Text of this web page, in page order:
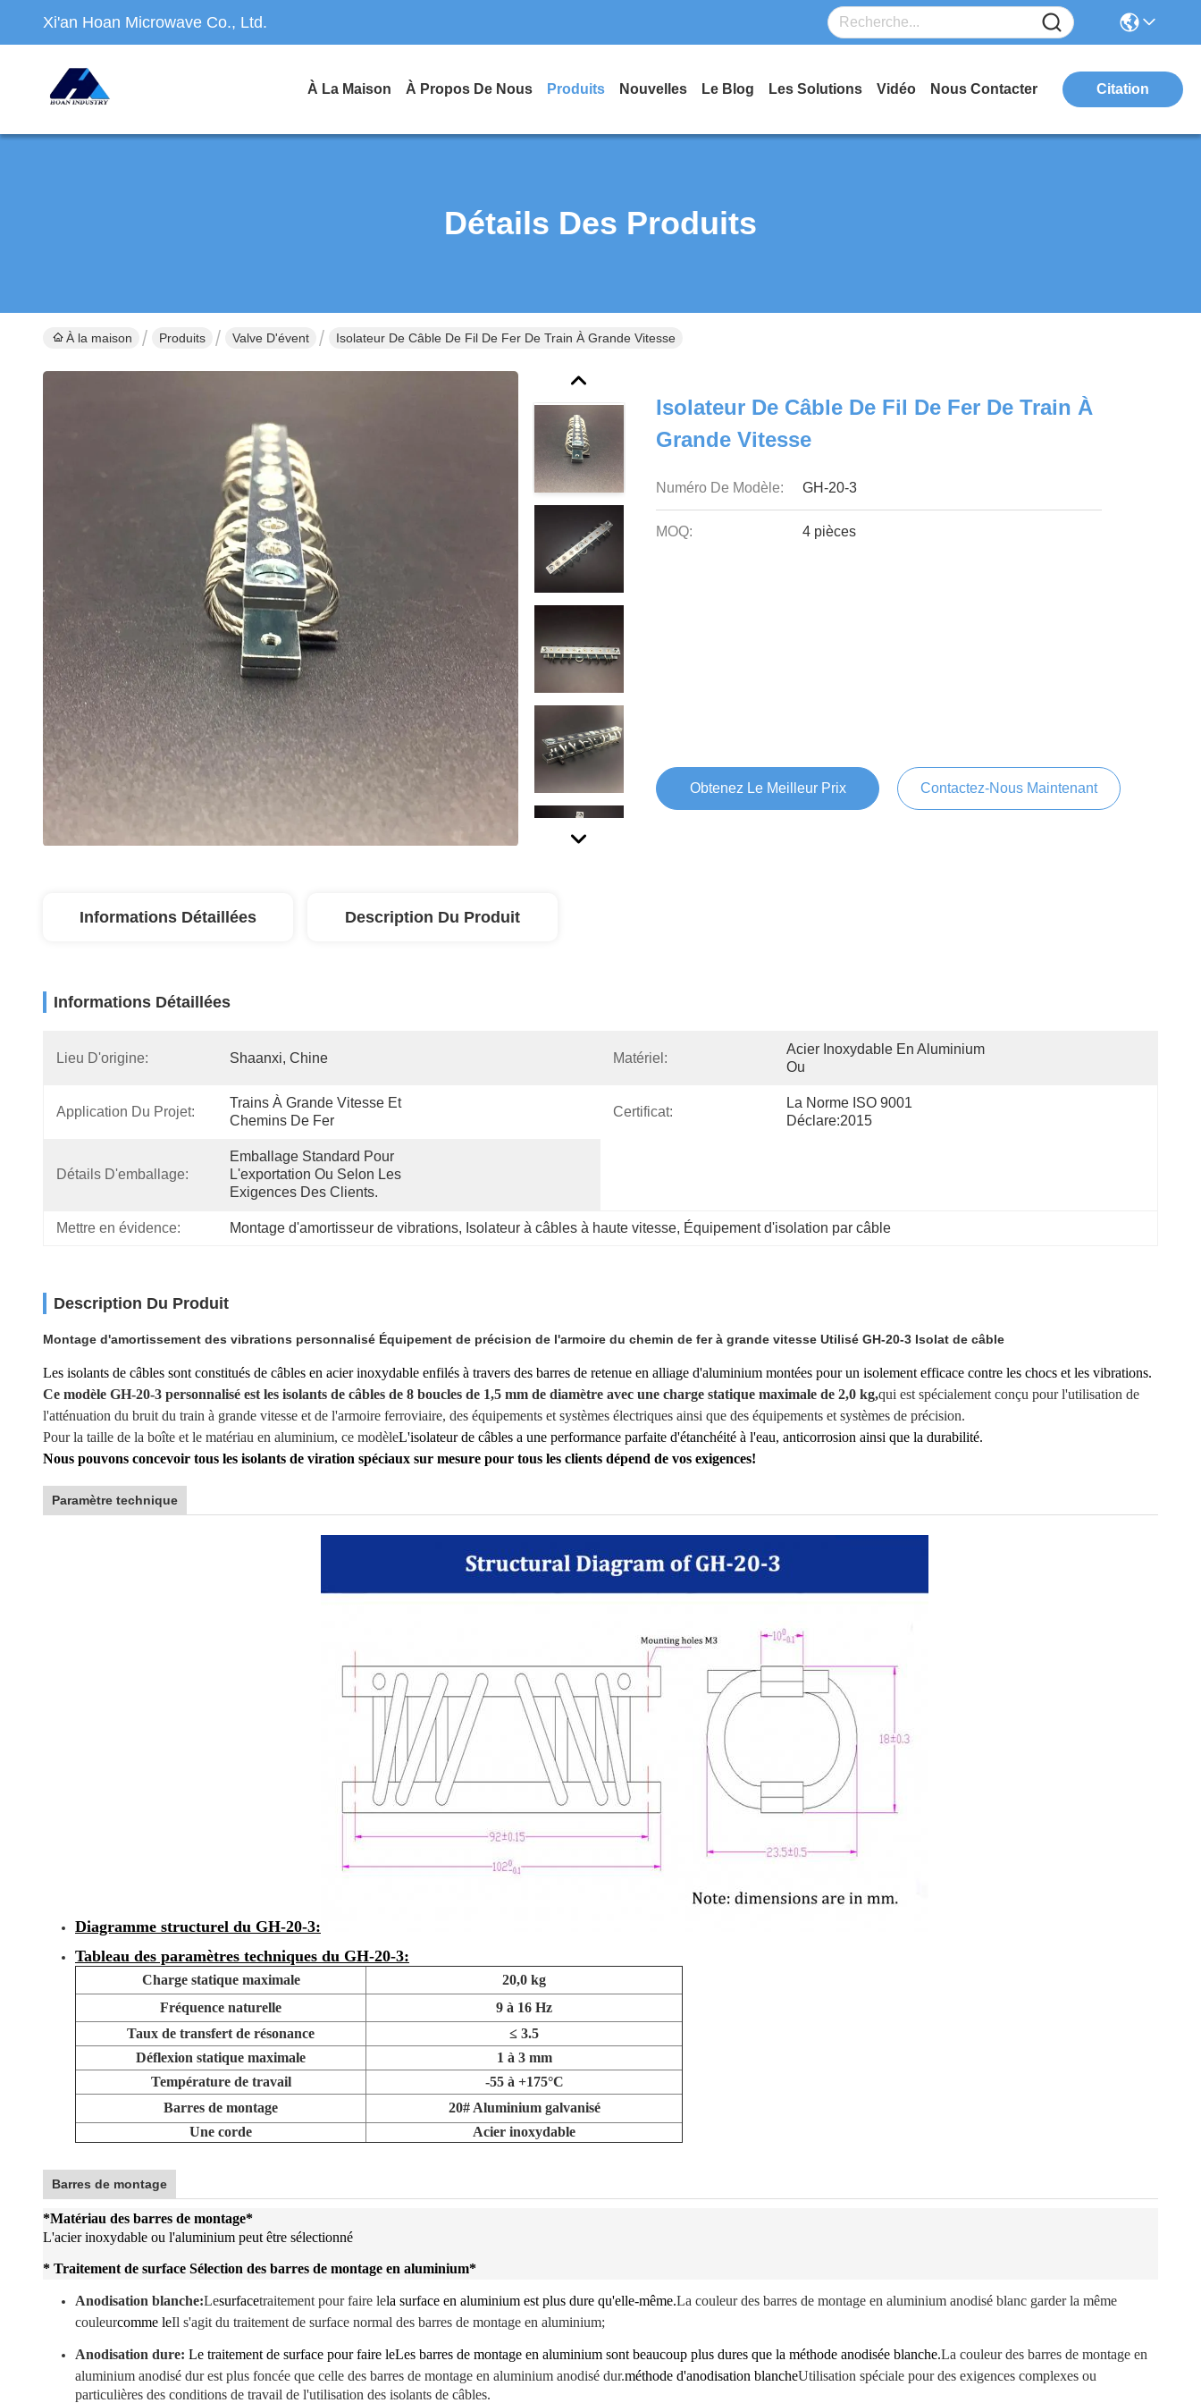
Xi'an Hoan Microwave Co., Ltd.
À La Maison À Propos De Nous Produits Nouvelles Le Blog Les Solutions Vidéo Nous Contacter Citation
Détails Des Produits
À la maison Produits Valve D'évent Isolateur De Câble De Fil De Fer De Train À Grande Vitesse
Isolateur De Câble De Fil De Fer De Train À
Grande Vitesse
Numéro De Modèle: GH-20-3
MOQ: 4 pièces
Obtenez Le Meilleur Prix Contactez-Nous Maintenant
Informations Détaillées Description Du Produit
Informations Détaillées
Lieu D'origine: Shaanxi, Chine Matériel:
Acier Inoxydable En Aluminium
Ou
Application Du Projet:
Trains À Grande Vitesse Et
Chemins De Fer
Certificat:
La Norme ISO 9001
Déclare:2015
Détails D'emballage:
Emballage Standard Pour
L'exportation Ou Selon Les
Exigences Des Clients.
Mettre en évidence: Montage d'amortisseur de vibrations, Isolateur à câbles à haute vitesse, Équipement d'isolation par câble
Description Du Produit
Montage d'amortissement des vibrations personnalisé Équipement de précision de l'armoire du chemin de fer à grande vitesse Utilisé GH-20-3 Isolat de câble
Les isolants de câbles sont constitués de câbles en acier inoxydable enfilés à travers des barres de retenue en alliage d'aluminium montées pour un isolement efficace contre les chocs et les vibrations.
Ce modèle GH-20-3 personnalisé est les isolants de câbles de 8 boucles de 1,5 mm de diamètre avec une charge statique maximale de 2,0 kg,qui est spécialement conçu pour l'utilisation de
l'atténuation du bruit du train à grande vitesse et de l'armoire ferroviaire, des équipements et systèmes électriques ainsi que des équipements et systèmes de précision.
Pour la taille de la boîte et le matériau en aluminium, ce modèleL'isolateur de câbles a une performance parfaite d'étanchéité à l'eau, anticorrosion ainsi que la durabilité.
Nous pouvons concevoir tous les isolants de viration spéciaux sur mesure pour tous les clients dépend de vos exigences!
Paramètre technique
Diagramme structurel du GH-20-3:
Tableau des paramètres techniques du GH-20-3:
Charge statique maximale
20,0 kg
Fréquence naturelle
9 à 16 Hz
Taux de transfert de résonance
≤ 3.5
Déflexion statique maximale
1 à 3 mm
Température de travail
-55 à +175°C
Barres de montage
20# Aluminium galvanisé
Une corde
Acier inoxydable
Barres de montage
*Matériau des barres de montage*
L'acier inoxydable ou l'aluminium peut être sélectionné
* Traitement de surface Sélection des barres de montage en aluminium*
Anodisation blanche:Lesurfacetraitement pour faire lela surface en aluminium est plus dure qu'elle-même.La couleur des barres de montage en aluminium anodisé blanc garder la même
couleurcomme leIl s'agit du traitement de surface normal des barres de montage en aluminium;
Anodisation dure: Le traitement de surface pour faire leLes barres de montage en aluminium sont beaucoup plus dures que la méthode anodisée blanche.La couleur des barres de montage en
aluminium anodisé dur est plus foncée que celle des barres de montage en aluminium anodisé dur.méthode d'anodisation blancheUtilisation spéciale pour des exigences complexes ou
particulières des conditions de travail de l'utilisation des isolants de câbles.